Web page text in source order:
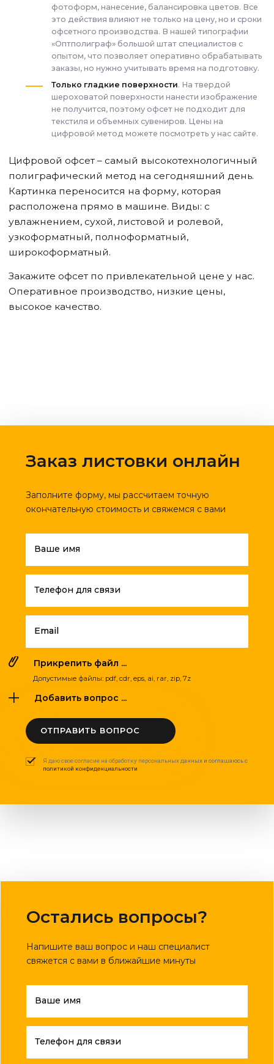
фотоформ, нанесение, балансировка цветов. Все
это действия влияют не только на цену, но и сроки
офсетного производства. В нашей типографии
«Оптполиграф» большой штат специалистов с
опытом, что позволяет оперативно обрабатывать
заказы, но нужно учитывать время на подготовку.
Только гладкие поверхности. На твердой
шероховатой поверхности нанести изображение
не получится, поэтому офсет не подходит для
текстиля и объемных сувениров. Цены на
цифровой метод можете посмотреть у нас сайте.
Цифровой офсет – самый высокотехнологичный
полиграфический метод на сегодняшний день.
Картинка переносится на форму, которая
расположена прямо в машине. Виды: с
увлажнением, сухой, листовой и ролевой,
узкоформатный, полноформатный,
широкоформатный.
Закажите офсет по привлекательной цене у нас.
Оперативное производство, низкие цены,
высокое качество.
Заказ листовки онлайн
Заполните форму, мы рассчитаем точную
окончательную стоимость и свяжемся с вами
Ваше имя
Телефон для связи
Email
Прикрепить файл ...
Допустимые файлы: pdf, cdr, eps, ai, rar, zip, 7z
Добавить вопрос ...
ОТПРАВИТЬ ВОПРОС
Я даю свое согласие на обработку персональных данных и соглашаюсь с
политикой конфиденциальности
Остались вопросы?
Напишите ваш вопрос и наш специалист
свяжется с вами в ближайшие минуты
Ваше имя
Телефон для связи